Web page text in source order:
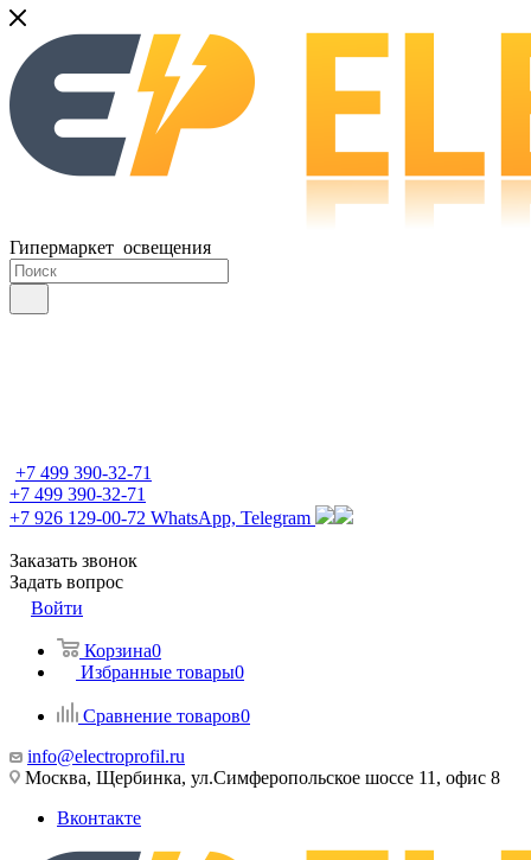
Гипермаркет освещения
+7 499 390-32-71
+7 499 390-32-71
+7 926 129-00-72 WhatsApp, Telegram
Заказать звонок
Задать вопрос
Войти
Корзина0
Избранные товары0
Сравнение товаров0
info@electroprofil.ru
Москва, Щербинка, ул.Симферопольское шоссе 11, офис 8
Вконтакте